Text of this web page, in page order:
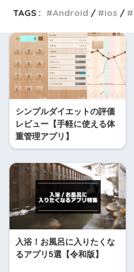
TAGS :
Android ios
シンプルダイエットの評価
レビュー【手軽に使える体
重管理アプリ】
入浴！お風呂に入りたくな
るアプリ5選【令和版】